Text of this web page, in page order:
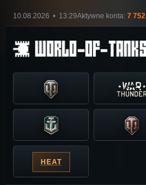
10.08.2026 • 13:29Aktywne konta: 7 752
HEAT